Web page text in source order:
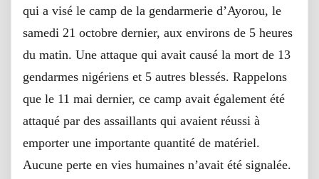
qui a visé le camp de la gendarmerie d’Ayorou, le
samedi 21 octobre dernier, aux environs de 5 heures
du matin. Une attaque qui avait causé la mort de 13
gendarmes nigériens et 5 autres blessés. Rappelons
que le 11 mai dernier, ce camp avait également été
attaqué par des assaillants qui avaient réussi à
emporter une importante quantité de matériel.
Aucune perte en vies humaines n’avait été signalée.